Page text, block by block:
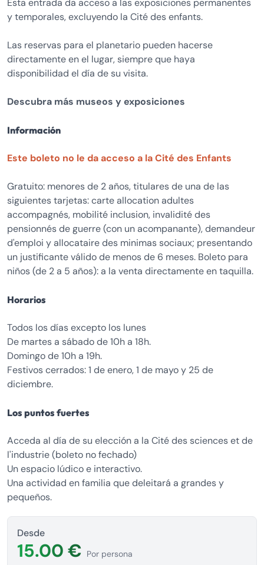
Esta entrada da acceso a las exposiciones permanentes
y temporales, excluyendo la Cité des enfants.
Las reservas para el planetario pueden hacerse
directamente en el lugar, siempre que haya
disponibilidad el día de su visita.
Descubra más museos y exposiciones
Información
Este boleto no le da acceso a la Cité des Enfants
Gratuito: menores de 2 años, titulares de una de las
siguientes tarjetas: carte allocation adultes
accompagnés, mobilité inclusion, invalidité des
pensionnés de guerre (con un acompanante), demandeur
d'emploi y allocataire des minimas sociaux; presentando
un justificante válido de menos de 6 meses. Boleto para
niños (de 2 a 5 años): a la venta directamente en taquilla.
Horarios
Todos los días excepto los lunes
De martes a sábado de 10h a 18h.
Domingo de 10h a 19h.
Festivos cerrados: 1 de enero, 1 de mayo y 25 de
diciembre.
Los puntos fuertes
Acceda al día de su elección a la Cité des sciences et de
l'industrie (boleto no fechado)
Un espacio lúdico e interactivo.
Una actividad en familia que deleitará a grandes y
pequeños.
Desde
15.00 € Por persona